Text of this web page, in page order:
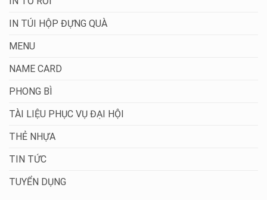
IN TÚI HỘP ĐỰNG QUÀ
MENU
NAME CARD
PHONG BÌ
TÀI LIỆU PHỤC VỤ ĐẠI HỘI
THẺ NHỰA
TIN TỨC
TUYỂN DỤNG